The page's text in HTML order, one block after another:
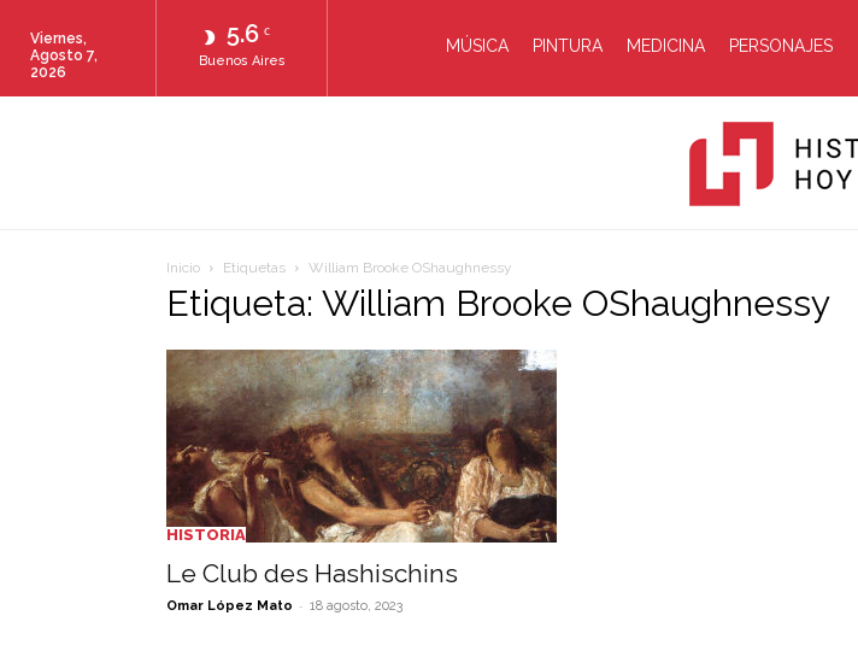
5.6 C
Buenos Aires
Viernes,
Agosto 7,
2026
MÚSICA PINTURA MEDICINA PERSONAJES
Historia
Inicio Etiquetas William Brooke OShaughnessy
Etiqueta: William Brooke OShaughnessy
HISTORIA
Le Club des Hashischins
Omar López Mato - 18 agosto, 2023